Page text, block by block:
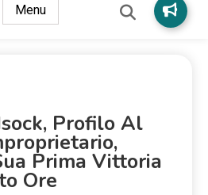
Menu
Profilo Al
Prima Vittoria
Ore